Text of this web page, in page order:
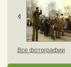
Все фотографии